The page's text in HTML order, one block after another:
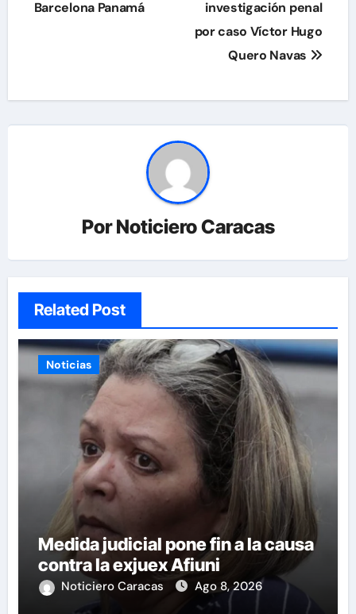
entradas
Barcelona Panamá
investigación penal
por caso Víctor Hugo
Quero Navas
PorNoticiero Caracas
Related Post
Noticias
Medida judicial pone fin a la causa
contra la exjuex Afiuni
Noticiero Caracas Ago 8, 2026